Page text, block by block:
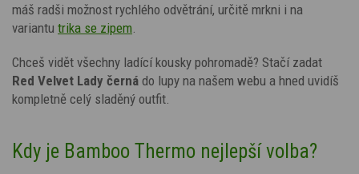
máš radši možnost rychlého odvětrání, určitě mrkni i na
variantu trika se zipem
Chceš vidět všechny ladící kousky pohromadě? Stačí zadat
Red Velvet Lady černá do lupy na našem webu a hned uvidíš
kompletně celý sladěný outfit.
Kdy je Bamboo Thermo nejlepší volba?